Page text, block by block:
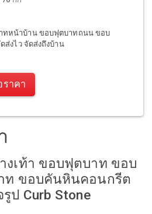
หน้าบ้าน ขอบฟุตบาทถนน ขอบ
ส่งไว จัดส่งถึงบ้าน
ราคา
เท้า ขอบฟุตบาท ขอบ
ท ขอบคันหินคอนกรีต
ป Curb Stone